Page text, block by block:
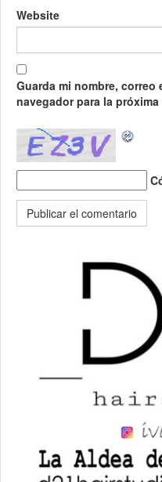
Website
Guarda mi nombre,
navegador para la